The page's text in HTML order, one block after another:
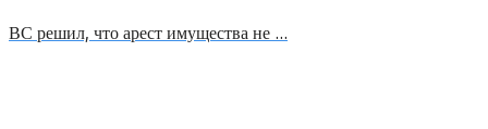
ВС решил, что арест имущества не …